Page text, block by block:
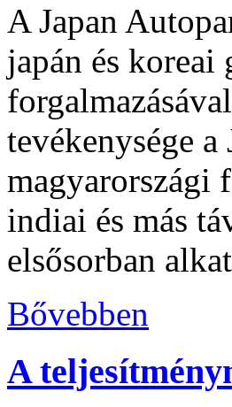
A Japan
japán és
tevékenysége
magyarországi
indiai és más
elsősorban
Bővebben
A